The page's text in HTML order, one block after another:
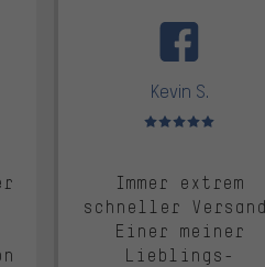
Kevin S.
Bewertungen: 5 von 5
Immer extrem
schneller
Einer meiner
Lieblings-